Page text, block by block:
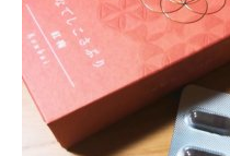
お知らせ
お問合せ
WEB予約